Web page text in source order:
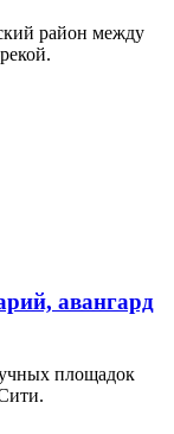
район между
авангард
площадок